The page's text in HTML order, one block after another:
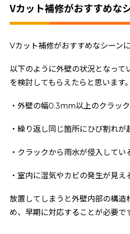
Vカット補修がおすすめな
Vカット補修がおすすめなシーン
以下のように外壁の状況となって
を検討してもらえたらと思います。
・外壁の幅0.3mm以上のクラッ
・繰り返し同じ箇所にひび割れが
・クラックから雨水が侵入してい
・室内に湿気やカビの発生が見え
放置してしまうと外壁内部の構造
め、早期に対応することが必要で